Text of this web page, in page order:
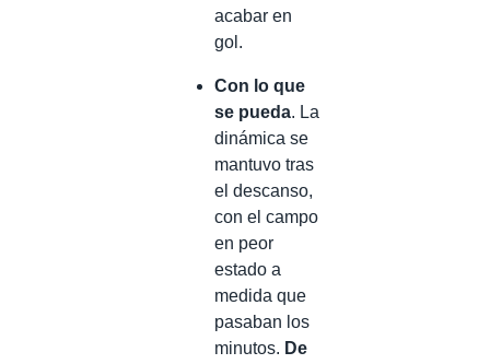
acabar en
gol.
Con lo que
se pueda. La
dinámica se
mantuvo tras
el descanso,
con el campo
en peor
estado a
medida que
pasaban los
minutos. De